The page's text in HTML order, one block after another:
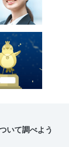
いて調べよう